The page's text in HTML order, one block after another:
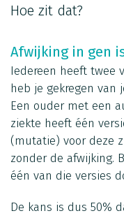
Hoe zit dat?
Afwijking in gen
Iedereen heeft twee
heb je gekregen van
Een ouder met een
ziekte heeft één
(mutatie) voor deze
zonder de afwijking.
één van die versies
De kans is dus 50%